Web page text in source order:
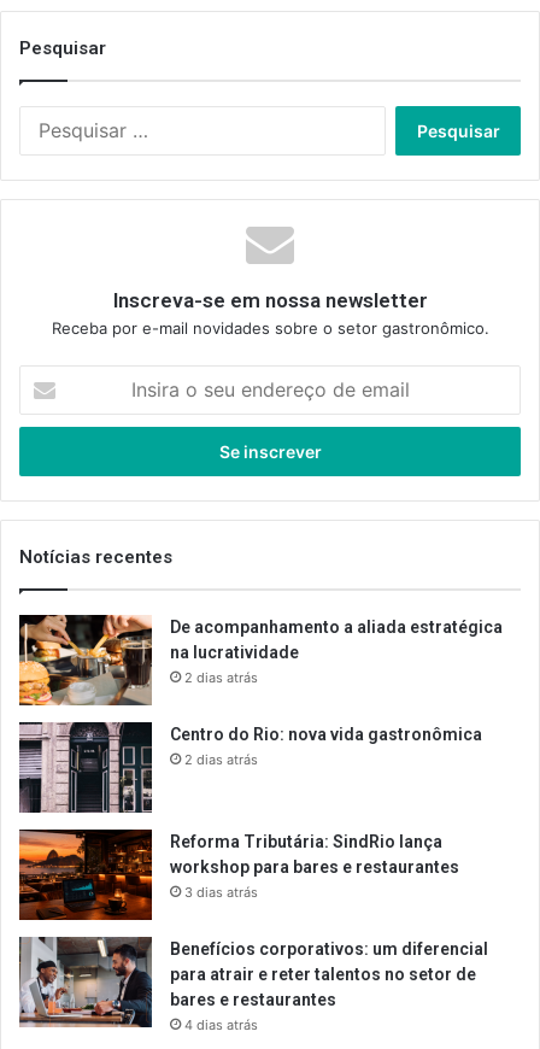
Pesquisar
Inscreva-se em nossa newsletter
Receba por e-mail novidades sobre o setor gastronômico.
seu
de
email
Notícias recentes
De acompanhamento a aliada estratégica
na lucratividade
2 dias atrás
Centro do Rio: nova vida gastronômica
2 dias atrás
Reforma Tributária: SindRio lança
workshop para bares e restaurantes
3 dias atrás
Benefícios corporativos: um diferencial
para atrair e reter talentos no setor de
bares e restaurantes
4 dias atrás